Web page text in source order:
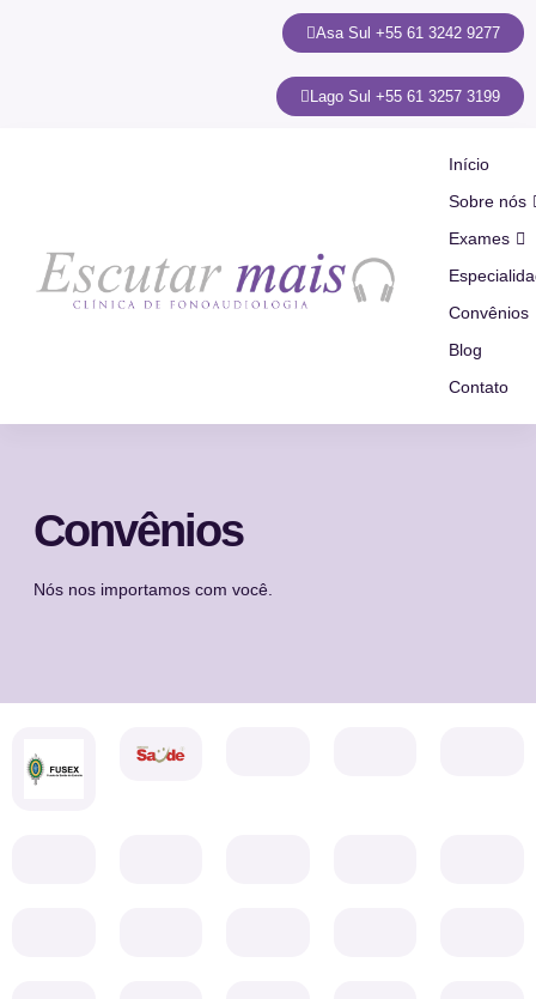
Asa Sul +55 61 3242 9277
Lago Sul +55 61 3257 3199
Início
Sobre nós
Exames
Convênios
Blog
Contato
Convênios
Nós nos importamos com você.